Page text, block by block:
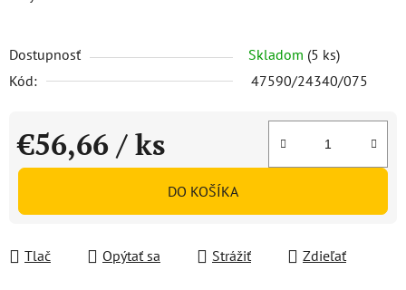
Dostupnosť Skladom (5 ks)
Kód:
47590/24340/075
€56,66 / ks
Jednotková cena:
DO KOŠÍKA
Tlač Opýtať sa Strážiť Zdieľať